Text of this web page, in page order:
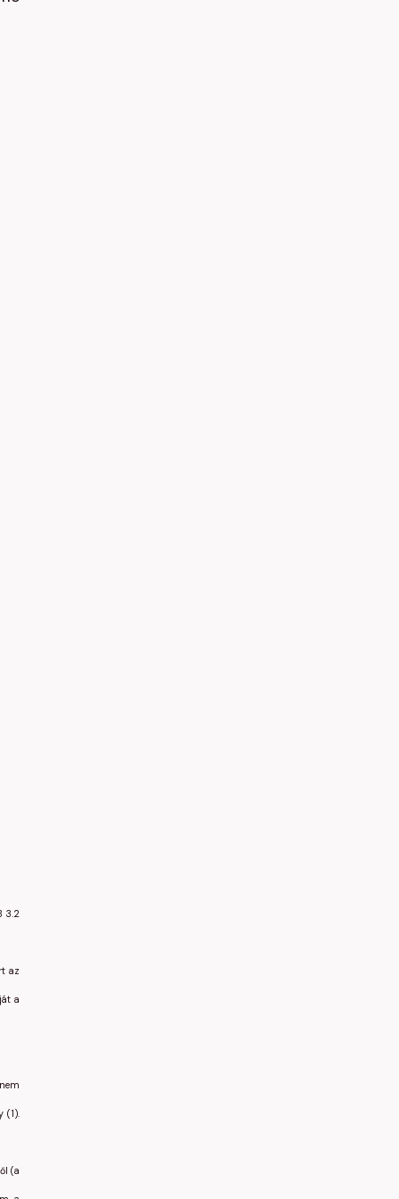
3.2
az
a
(1).
(a